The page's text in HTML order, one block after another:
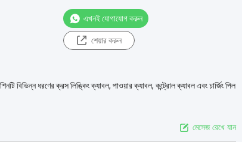
এখনই যোগাযোগ করুন
শেয়ার করুন
বিভিন্ন ধরণের ক্রস লিঙ্কিং ক্যাবল, পাওয়ার ক্যাবল, কন্ট্রোল ক্যাবল এবং চার্জিং পিল
মেসেজ রেখে যান